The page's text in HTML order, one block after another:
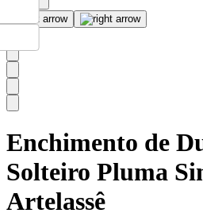
Enchimento de
Solteiro Pluma
Artelassê